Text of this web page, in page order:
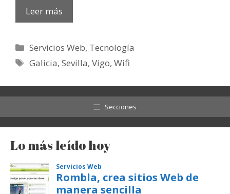
Leer más
Categorías
Servicios Web, Tecnología
Etiquetas
Galicia,Sevilla,Vigo,Wifi
Secciones
Lo más leído hoy